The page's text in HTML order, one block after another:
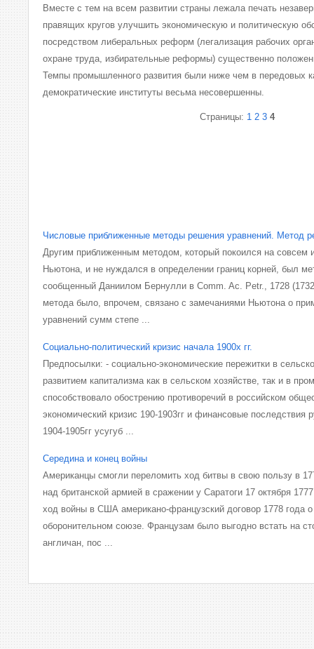
Вместе с тем на всем развитии страны лежала печать
правящих кругов улучшить экономическую и политическую
посредством либеральных реформ (легализация рабочих
охране труда, избирательные реформы) существенно
Темпы промышленного развития были ниже чем в передовых
демократические институты весьма несовершенны.
Страницы: 1 2 3 4
Числовые приближенные методы решения уравнений. Метод
Другим приближенным методом, который покоился на совсем
Ньютона, и не нуждался в определении границ корней, был
сообщенный Даниилом Бернулли в Comm. Ac. Petr., 1728
метода было, впрочем, связано с замечаниями Ньютона о
уравнений сумм степе ...
Социально-политический кризис начала 1900х гг.
Предпосылки: - социально-экономические пережитки в
развитием капитализма как в сельском хозяйстве, так и в
способствовало обострению противоречий в российском
экономический кризис 190-1903гг и финансовые последствия
1904-1905гг усугуб ...
Середина и конец войны
Американцы смогли переломить ход битвы в свою пользу в
над британской армией в сражении у Саратоги 17 октября
ход войны в США американо-французский договор 1778 года
оборонительном союзе. Французам было выгодно встать на
англичан, пос ...